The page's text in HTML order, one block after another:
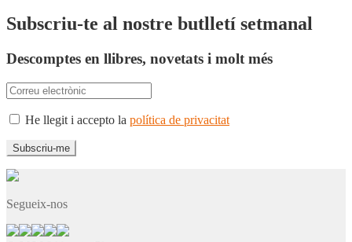
Subscriu-te al nostre butlletí setmanal
Descomptes en llibres, novetats i molt més
He llegit i accepto la política de privacitat
Segueix-nos